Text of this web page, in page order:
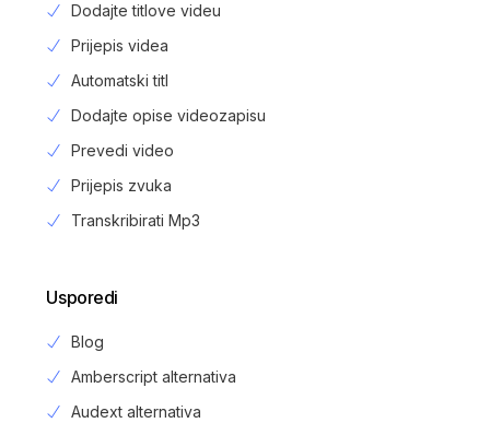
Dodajte titlove videu
Prijepis videa
Automatski titl
Dodajte opise videozapisu
Prevedi video
Prijepis zvuka
Transkribirati Mp3
Usporedi
Blog
Amberscript alternativa
Audext alternativa